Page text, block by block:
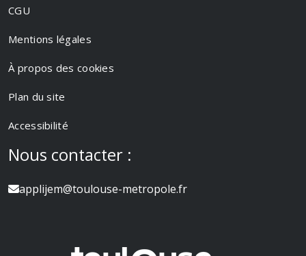
CGU
Mentions légales
À propos des cookies
Plan du site
Accessibilité
Nous contacter :
applijem@toulouse-metropole.fr